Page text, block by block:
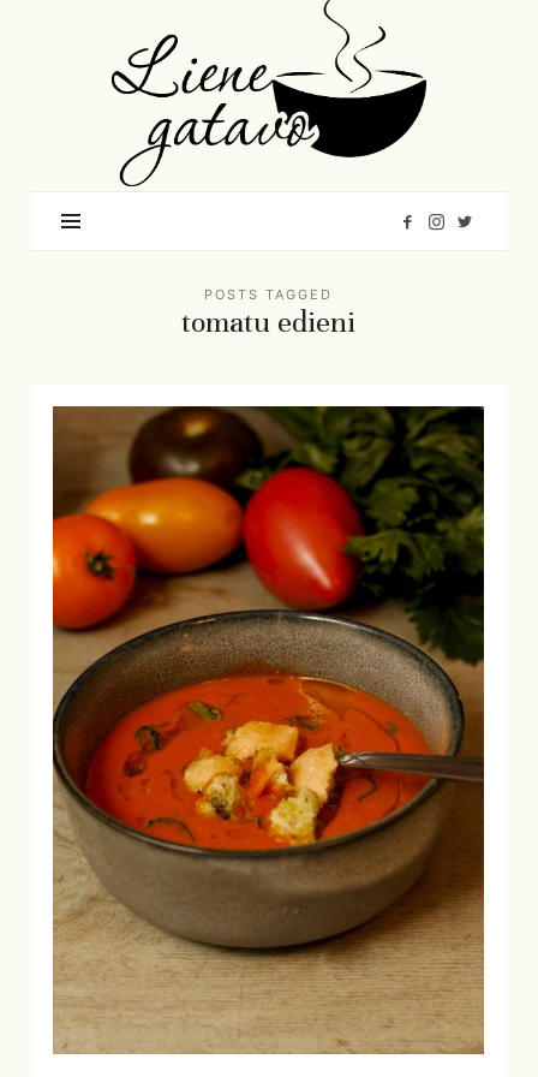
Gatavo
–
Mana
garšu
pasaule
POSTS TAGGED
tomatu edieni